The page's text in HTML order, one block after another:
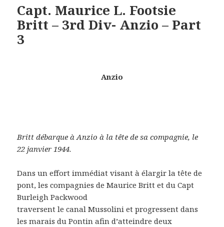
Capt. Maurice L. Footsie
Britt – 3rd Div- Anzio – Part
3
Anzio
Britt débarque à Anzio à la tête de sa compagnie, le
22 janvier 1944.
Dans un effort immédiat visant à élargir la tête de
pont, les compagnies de Maurice Britt et du Capt
Burleigh Packwood
traversent le canal Mussolini et progressent dans
les marais du Pontin afin d’atteindre deux